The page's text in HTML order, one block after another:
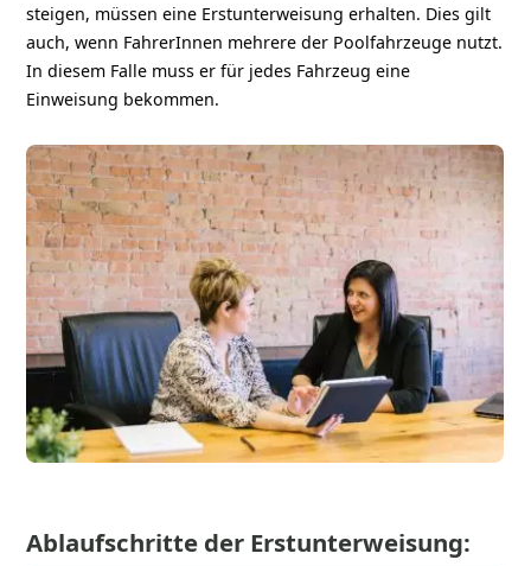
steigen, müssen eine Erstunterweisung erhalten. Dies gilt
auch, wenn FahrerInnen mehrere der Poolfahrzeuge nutzt.
In diesem Falle muss er für jedes Fahrzeug eine
Einweisung bekommen.
Ablaufschritte der Erstunterweisung: